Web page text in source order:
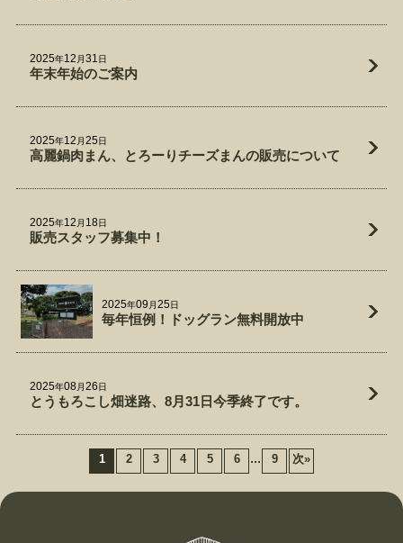
2025年12 月31日
年末年始のご案内
2025年12 月25日
高麗鍋肉まん、とろーりチーズまんの販売について
2025年12 月 18日
販売スタッフ募集中！
2025年09 月25日
毎年恒例！ドッグラン無料開放中
2025年08月26日
とうもろこし畑迷路、8月31日今季終了です。
1 2 3 4 5 6 ... 9 次»